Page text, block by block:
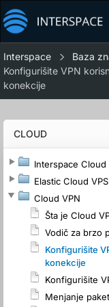
Interspace Baza
Konfigurišite VPN
konekcije
CLOUD
Interspace Cloud
Elastic Cloud VPS
Cloud VPN
Šta je Cloud
Vodič za brzo
Konfigurišite
konekcije
Konfigurišite
Menjanje